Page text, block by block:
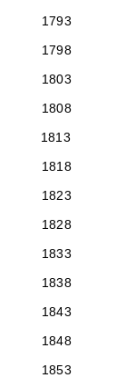
1793
1798
1803
1808
1813
1818
1823
1828
1833
1838
1843
1848
1853